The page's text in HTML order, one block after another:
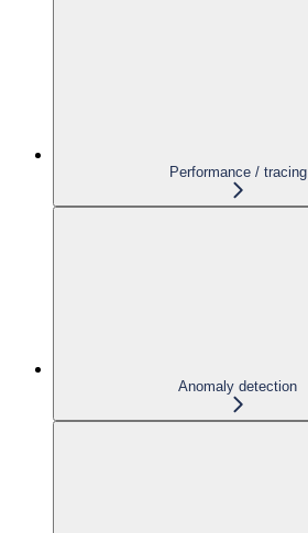
Performance / tracing
Anomaly detection